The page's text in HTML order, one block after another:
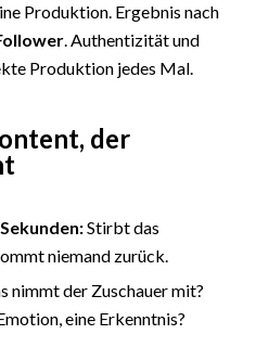
Produktion. Ergebnis nach
. Authentizität und
Produktion jedes Mal.
der
Stirbt das
niemand zurück.
nimmt der Zuschauer mit?
eine Erkenntnis?